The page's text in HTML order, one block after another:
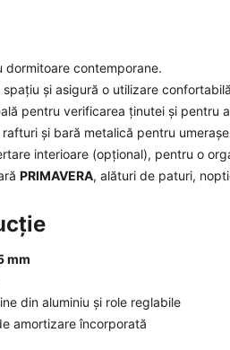
contemporane.
și asigură o utilizare
pentru verificarea ținutei și pentru
și bară metalică pentru
interioare (opțional), pentru o
PRIMAVERA, alături de paturi,
mm
din aluminiu și role reglabile
amortizare încorporată